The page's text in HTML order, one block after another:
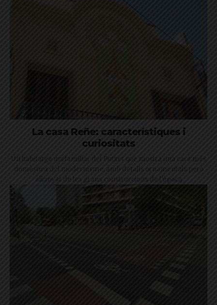
La casa Reñe: característiques i
curiositats
Un habitatge unifamiliar del Putxet que mostra una cara més
domèstica del modernisme, amb detalls ornamentals però
allunyat de les grans construccions de l’època